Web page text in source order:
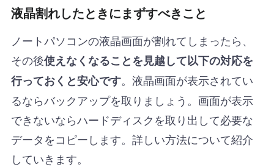
液晶割れしたときにまずすべきこと
ノートパソコンの液晶画面が割れてしまったら、
その後使えなくなることを見越して以下の対応を
行っておくと安心です。液晶画面が表示されてい
るならバックアップを取りましょう。画面が表示
できないならハードディスクを取り出して必要な
データをコピーします。詳しい方法について紹介
していきます。